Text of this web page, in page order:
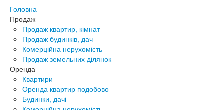
Головна
Продаж
Продаж квартир, кімнат
Продаж будинків, дач
Комерційна нерухомість
Продаж земельних ділянок
Оренда
Квартири
Оренда квартир подобово
Будинки, дачі